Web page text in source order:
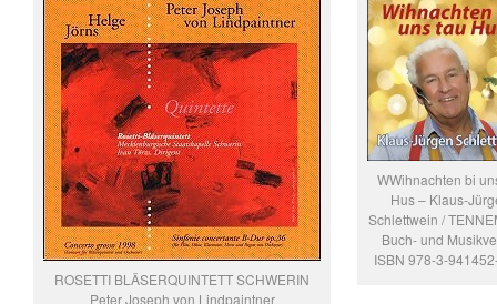
ROSETTI BLÄSERQUINTETT SCHWERIN
Peter Joseph von Lindpaintner
WWihnachten bi
Hus – Klaus-
Schlettwein /
Buch- und
ISBN 978-3-